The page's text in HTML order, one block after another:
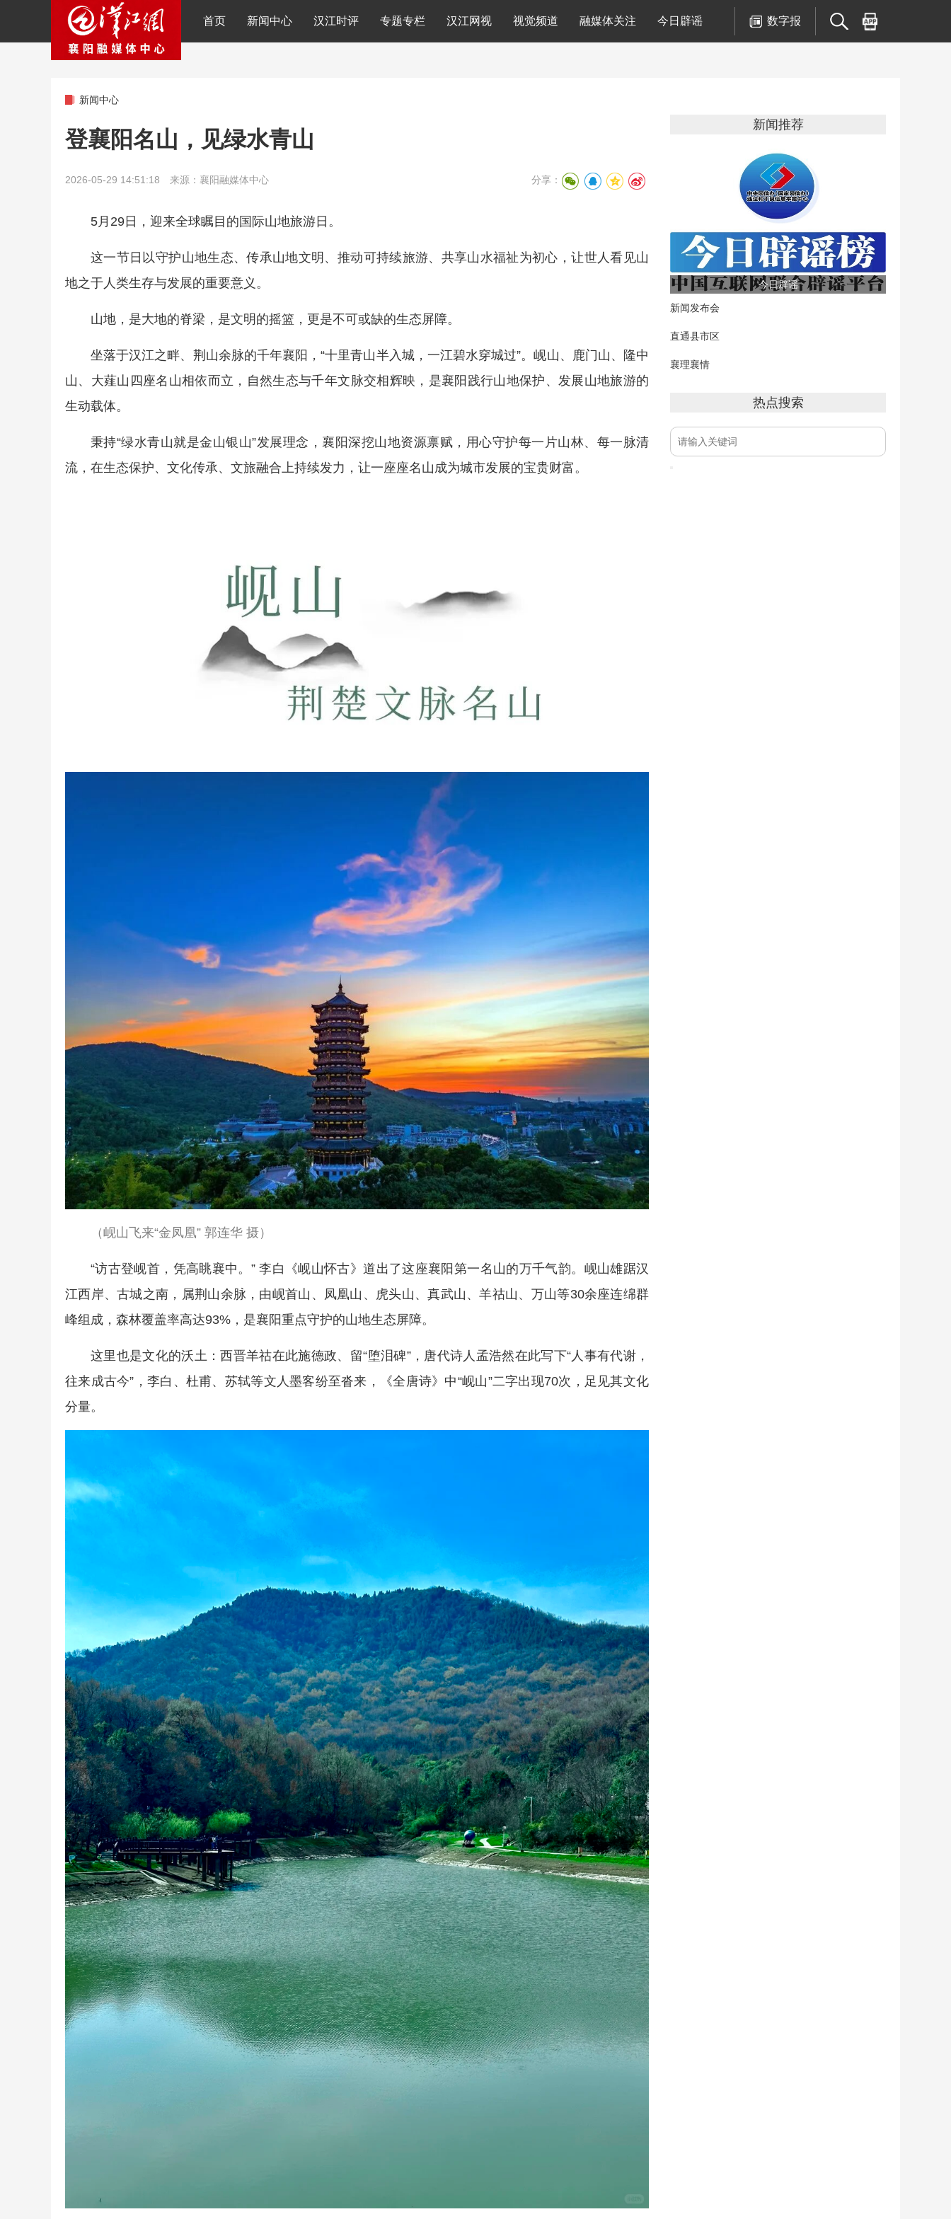
首页 新闻中心 汉江时评 专题专栏 汉江网视 视觉频道 融媒体关注 今日辟谣 数字报
新闻中心
登襄阳名山，见绿水青山
2026-05-29 14:51:18 来源：襄阳融媒体中心 分享：
5月29日，迎来全球瞩目的国际山地旅游日。
这一节日以守护山地生态、传承山地文明、推动可持续旅游、共享山水福祉为初心，让世人看见山
地之于人类生存与发展的重要意义。
山地，是大地的脊梁，是文明的摇篮，更是不可或缺的生态屏障。
坐落于汉江之畔、荆山余脉的千年襄阳，“十里青山半入城，一江碧水穿城过”。岘山、鹿门山、隆中
山、大薤山四座名山相依而立，自然生态与千年文脉交相辉映，是襄阳践行山地保护、发展山地旅游的
生动载体。
秉持“绿水青山就是金山银山”发展理念，襄阳深挖山地资源禀赋，用心守护每一片山林、每一脉清
流，在生态保护、文化传承、文旅融合上持续发力，让一座座名山成为城市发展的宝贵财富。
（岘山飞来“金凤凰” 郭连华 摄）
“访古登岘首，凭高眺襄中。” 李白《岘山怀古》道出了这座襄阳第一名山的万千气韵。岘山雄踞汉
江西岸、古城之南，属荆山余脉，由岘首山、凤凰山、虎头山、真武山、羊祜山、万山等30余座连绵群
峰组成，森林覆盖率高达93%，是襄阳重点守护的山地生态屏障。
这里也是文化的沃土：西晋羊祜在此施德政、留“堕泪碑”，唐代诗人孟浩然在此写下“人事有代谢，
往来成古今”，李白、杜甫、苏轼等文人墨客纷至沓来，《全唐诗》中“岘山”二字出现70次，足见其文化
分量。
新闻推荐
今日辟谣
新闻发布会
直通县市区
襄理襄情
热点搜索